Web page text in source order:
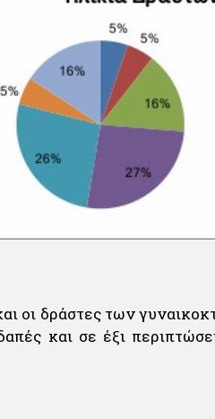
οι δράστες των
και σε έξι